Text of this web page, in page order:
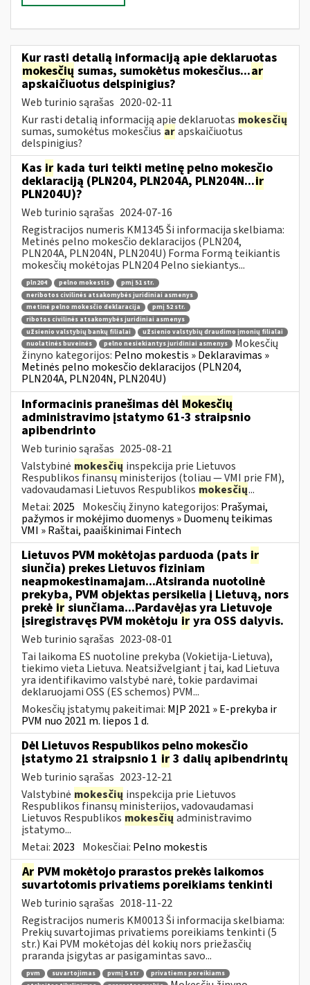
Kur rasti detalią informaciją apie deklaruotas
mokesčių sumas, sumokėtus mokesčius...ar
apskaičiuotus delspinigius?
Web turinio sąrašas 2020-02-11
Kur rasti detalią informaciją apie deklaruotas mokesčių
sumas, sumokėtus mokesčius arapskaičiuotus
delspinigius?
Kas ir kada turi teikti metinę pelno mokesčio
deklaraciją (PLN204, PLN204A, PLN204N...ir
PLN204U)?
Web turinio sąrašas 2024-07-16
Registracijos numeris KM1345 Ši informacija skelbiama:
Metinės pelno mokesčio deklaracijos (PLN204,
PLN204A, PLN204N, PLN204U) Forma Formą teikiantis
mokesčių mokėtojas PLN204 Pelno siekiantys...
pln204 pelno mokestis
pmį 51 str.
neribotos civilinės atsakomybės juridiniai asmenys
metinė pelno mokesčio deklaracija
pmį 52 str.
ribotos civilinės atsakomybės juridiniai asmenys
užsienio valstybių bankų filialai
užsienio valstybių draudimo įmonių filialai
nuolatinės buveinės
pelno nesiekiantys juridiniai asmenys
Mokesčių
žinyno kategorijos: Pelno mokestis » Deklaravimas »
Metinės pelno mokesčio deklaracijos (PLN204,
PLN204A, PLN204N, PLN204U)
Informacinis pranešimas dėl Mokesčių
administravimo įstatymo 61-3 straipsnio
apibendrinto
Web turinio sąrašas 2025-08-21
Valstybinė mokesčių inspekcija prie Lietuvos
Respublikos finansų ministerijos (toliau — VMI prie FM),
vadovaudamasi Lietuvos Respublikos mokesčių...
Metai: 2025 Mokesčių žinyno kategorijos: Prašymai,
pažymos ir mokėjimo duomenys » Duomenų teikimas
VMI » Raštai, paaiškinimai Fintech
Lietuvos PVM mokėtojas parduoda (pats ir
siunčia) prekes Lietuvos fiziniam
neapmokestinamajam...Atsiranda nuotolinė
prekyba, PVM objektas persikelia į Lietuvą, nors
prekė ir siunčiama...Pardavėjas yra Lietuvoje
įsiregistravęs PVM mokėtoju ir yra OSS dalyvis.
Web turinio sąrašas 2023-08-01
Tai laikoma ES nuotoline prekyba (Vokietija-Lietuva),
tiekimo vieta Lietuva. Neatsižvelgiant į tai, kad Lietuva
yra identifikavimo valstybė narė, tokie pardavimai
deklaruojami OSS (ES schemos) PVM...
Mokesčių įstatymų pakeitimai: MĮP 2021 » E-prekyba ir
PVM nuo 2021 m. liepos 1 d.
Dėl Lietuvos Respublikos pelno mokesčio
įstatymo 21 straipsnio 1 ir 3 dalių apibendrintų
Web turinio sąrašas 2023-12-21
Valstybinė mokesčių inspekcija prie Lietuvos
Respublikos finansų ministerijos, vadovaudamasi
Lietuvos Respublikos mokesčių administravimo
įstatymo...
Metai: 2023 Mokesčiai: Pelno mokestis
Ar PVM mokėtojo prarastos prekės laikomos
suvartotomis privatiems poreikiams tenkinti
Web turinio sąrašas 2018-11-22
Registracijos numeris KM0013 Ši informacija skelbiama:
Prekių suvartojimas privatiems poreikiams tenkinti (5
str.) Kai PVM mokėtojas dėl kokių nors priežasčių
praranda įsigytas ar pasigamintas savo...
pvm suvartojimas pvmį 5 str
privatiems poreikiams